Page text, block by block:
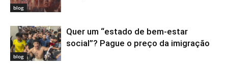
blog
blog
Quer um “estado de bem-estar
social”? Pague o preço da imigração